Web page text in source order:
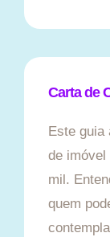
Carta de
Este guia
de imóvel
mil.
quem